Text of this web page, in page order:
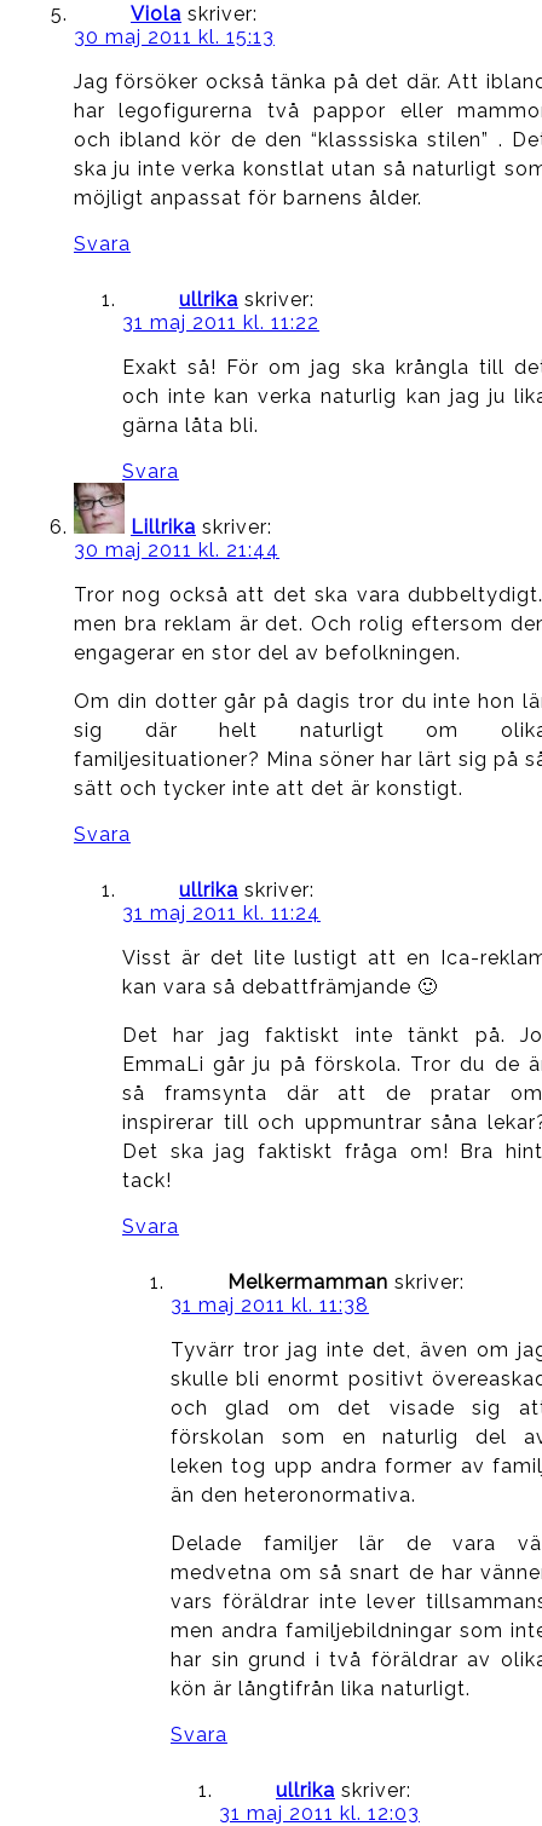
Viola skriver:
30 maj 2011 kl. 15:13
Jag försöker också tänka på det där. Att
har legofigurerna två pappor eller
och ibland kör de den “klasssiska stilen” .
ska ju inte verka konstlat utan så naturligt
möjligt anpassat för barnens ålder.
Svara
ullrika skriver:
31 maj 2011 kl. 11:22
Exakt så! För om jag ska krångla till
och inte kan verka naturlig kan jag ju
gärna låta bli.
Svara
Lillrika skriver:
30 maj 2011 kl. 21:44
Tror nog också att det ska vara
men bra reklam är det. Och rolig eftersom
engagerar en stor del av befolkningen.
Om din dotter går på dagis tror du inte hon
sig där helt naturligt om
familjesituationer? Mina söner har lärt sig på
sätt och tycker inte att det är konstigt.
Svara
ullrika skriver:
31 maj 2011 kl. 11:24
Visst är det lite lustigt att en Ica-
kan vara så debattfrämjande 🙂
Det har jag faktiskt inte tänkt på.
EmmaLi går ju på förskola. Tror du de
så framsynta där att de pratar
inspirerar till och uppmuntrar såna
Det ska jag faktiskt fråga om! Bra
tack!
Svara
Melkermamman skriver:
31 maj 2011 kl. 11:38
Tyvärr tror jag inte det, även om
skulle bli enormt positivt
och glad om det visade sig
förskolan som en naturlig del
leken tog upp andra former av
än den heteronormativa.
Delade familjer lär de vara
medvetna om så snart de har
vars föräldrar inte lever
men andra familjebildningar som
har sin grund i två föräldrar av
kön är långtifrån lika naturligt.
Svara
ullrika skriver:
31 maj 2011 kl. 12:03